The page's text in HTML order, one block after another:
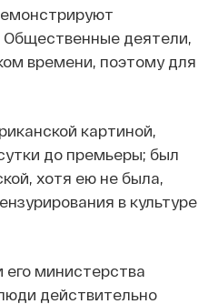
Общественные деятели,
времени, поэтому для
картиной,
до премьеры; был
хотя ею не была,
в культуре
его министерства
действительно